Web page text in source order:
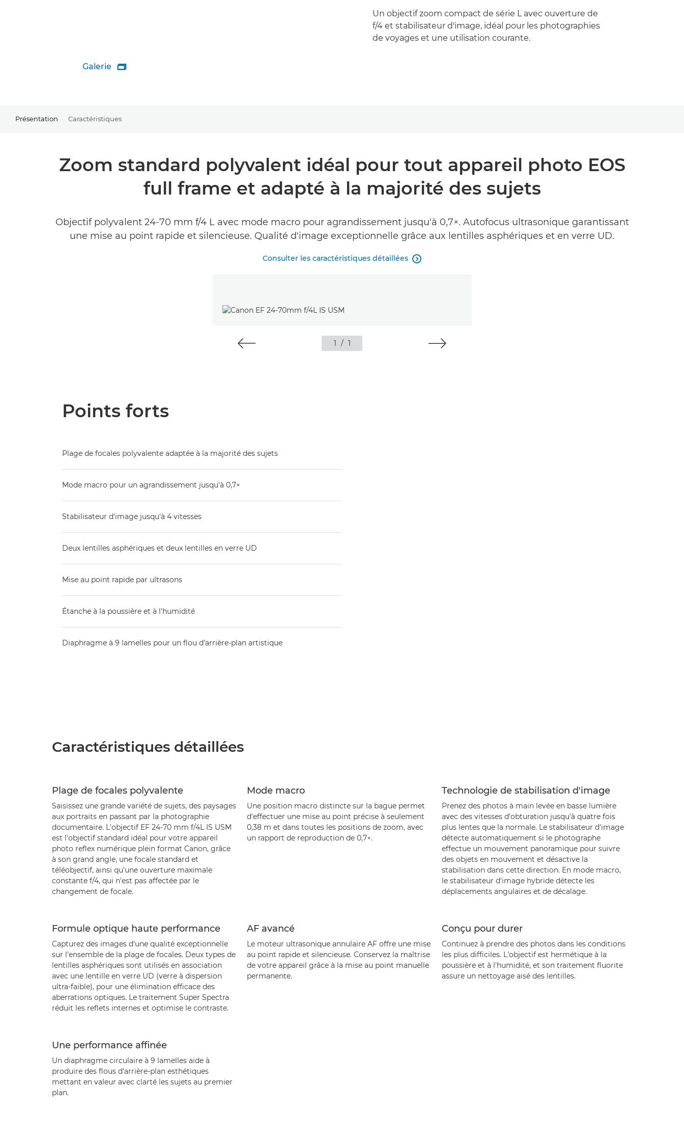
Galerie 
Un objectif zoom compact de série L avec ouverture de
f/4 et stabilisateur d'image, idéal pour les photographies
de voyages et une utilisation courante.
Présentation Caractéristiques
Zoom standard polyvalent idéal pour tout appareil photo EOS
full frame et adapté à la majorité des sujets
Objectif polyvalent 24-70 mm f/4 L avec mode macro pour agrandissement jusqu'à 0,7×. Autofocus ultrasonique garantissant
une mise au point rapide et silencieuse. Qualité d'image exceptionnelle grâce aux lentilles asphériques et en verre UD.
Consulter les caractéristiques détaillées 
1 / 1
Points forts
Plage de focales polyvalente adaptée à la majorité des sujets
Mode macro pour un agrandissement jusqu'à 0,7×
Stabilisateur d'image jusqu'à 4 vitesses
Deux lentilles asphériques et deux lentilles en verre UD
Mise au point rapide par ultrasons
Étanche à la poussière et à l'humidité
Diaphragme à 9 lamelles pour un flou d'arrière-plan artistique
Caractéristiques détaillées
Plage de focales polyvalente
Saisissez une grande variété de sujets, des paysages
aux portraits en passant par la photographie
documentaire. L'objectif EF 24-70 mm f/4L IS USM
est l'objectif standard idéal pour votre appareil
photo reflex numérique plein format Canon, grâce
à son grand angle, une focale standard et
téléobjectif, ainsi qu'une ouverture maximale
constante f/4, qui n'est pas affectée par le
changement de focale.
Mode macro
Une position macro distincte sur la bague permet
d'effectuer une mise au point précise à seulement
0,38 m et dans toutes les positions de zoom, avec
un rapport de reproduction de 0,7×.
Technologie de stabilisation d'image
Prenez des photos à main levée en basse lumière
avec des vitesses d'obturation jusqu'à quatre fois
plus lentes que la normale. Le stabilisateur d'image
détecte automatiquement si le photographe
effectue un mouvement panoramique pour suivre
des objets en mouvement et désactive la
stabilisation dans cette direction. En mode macro,
le stabilisateur d'image hybride détecte les
déplacements angulaires et de décalage.
Formule optique haute performance
Capturez des images d'une qualité exceptionnelle
sur l'ensemble de la plage de focales. Deux types de
lentilles asphériques sont utilisés en association
avec une lentille en verre UD (verre à dispersion
ultra-faible), pour une élimination efficace des
aberrations optiques. Le traitement Super Spectra
réduit les reflets internes et optimise le contraste.
AF avancé
Le moteur ultrasonique annulaire AF offre une mise
au point rapide et silencieuse. Conservez la maîtrise
de votre appareil grâce à la mise au point manuelle
permanente.
Conçu pour durer
Continuez à prendre des photos dans les conditions
les plus difficiles. L'objectif est hermétique à la
poussière et à l'humidité, et son traitement fluorite
assure un nettoyage aisé des lentilles.
Une performance affinée
Un diaphragme circulaire à 9 lamelles aide à
produire des flous d'arrière-plan esthétiques
mettant en valeur avec clarté les sujets au premier
plan.